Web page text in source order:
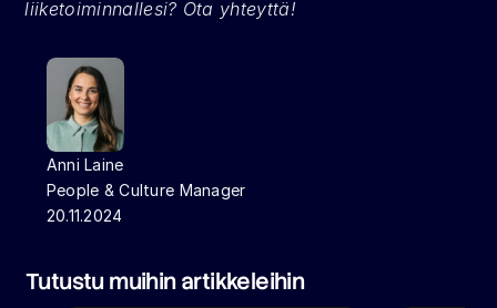
liiketoiminnallesi? Ota yhteyttä!
Anni Laine
People & Culture Manager
20.11.2024
Tutustu muihin artikkeleihin